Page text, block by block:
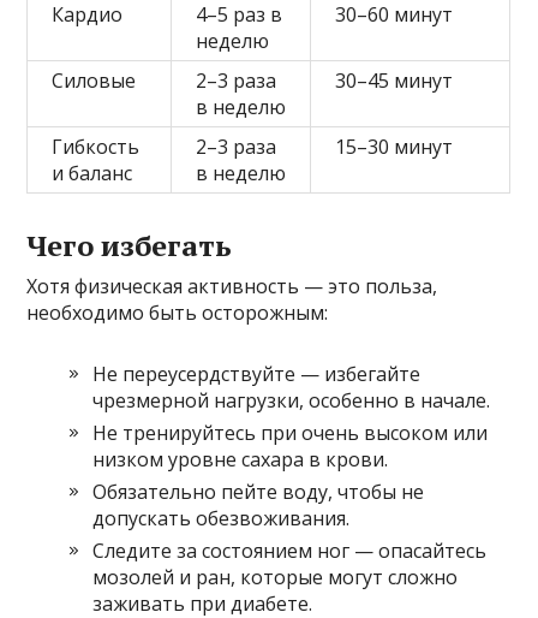
Кардио
4–5 раз в
неделю
30–60 минут
Силовые
2–3 раза
в неделю
30–45 минут
Гибкость
и баланс
2–3 раза
в неделю
15–30 минут
Чего избегать
Хотя физическая активность — это польза,
необходимо быть осторожным:
Не переусердствуйте — избегайте
чрезмерной нагрузки, особенно в начале.
Не тренируйтесь при очень высоком или
низком уровне сахара в крови.
Обязательно пейте воду, чтобы не
допускать обезвоживания.
Следите за состоянием ног — опасайтесь
мозолей и ран, которые могут сложно
заживать при диабете.